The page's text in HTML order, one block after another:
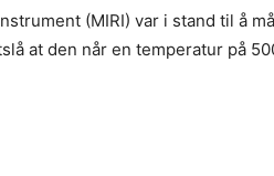
(MIRI) var i stand til å
at den når en temperatur på